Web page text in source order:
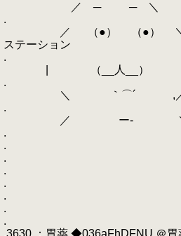
／ ─ ─ ＼
／ （●） （●）
ステーション
| （__人__）
＼ ｀⌒´ ,
／ ー‐
.
.
.
.
.
.
.
.